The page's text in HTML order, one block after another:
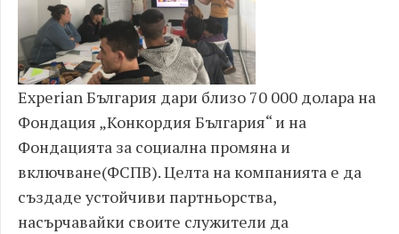
Experian България дари близо 70 000 долара на
Фондация „Конкордия България“ и на
Фондацията за социална промяна и
включване(ФСПВ). Целта на компанията е да
създаде устойчиви партньорства,
насърчавайки своите служители да